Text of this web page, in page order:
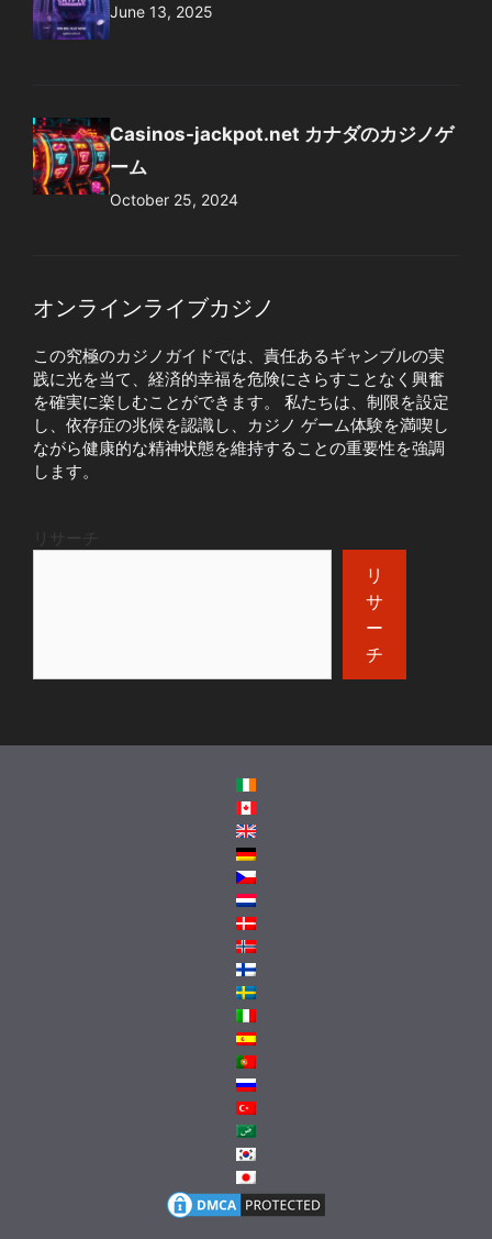
June 13, 2025
Casinos-jackpot.net カナダのカジノゲ
ーム
October 25, 2024
オンラインライブカジノ
この究極のカジノガイドでは、責任あるギャンブルの実
践に光を当て、経済的幸福を危険にさらすことなく興奮
を確実に楽しむことができます。 私たちは、制限を設定
し、依存症の兆候を認識し、カジノ ゲーム体験を満喫し
ながら健康的な精神状態を維持することの重要性を強調
します。
リサーチ
リ
サ
ー
チ